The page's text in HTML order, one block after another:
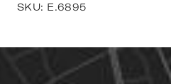
SKU: E.6895